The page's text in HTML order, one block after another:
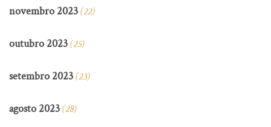
novembro 2023(22)
outubro 2023(25)
setembro 2023(23)
agosto 2023(28)